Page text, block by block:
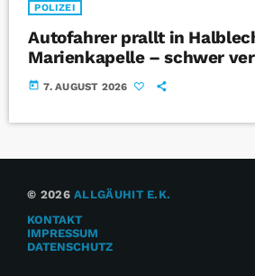
POLIZEI
Autofahrer prallt in
Marienkapelle – schwer
today 7. AUGUST 2026
© 2026ALLGÄUHIT E.K.
KONTAKT
IMPRESSUM
DATENSCHUTZ